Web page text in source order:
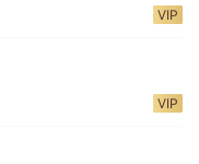
VIP
VIP